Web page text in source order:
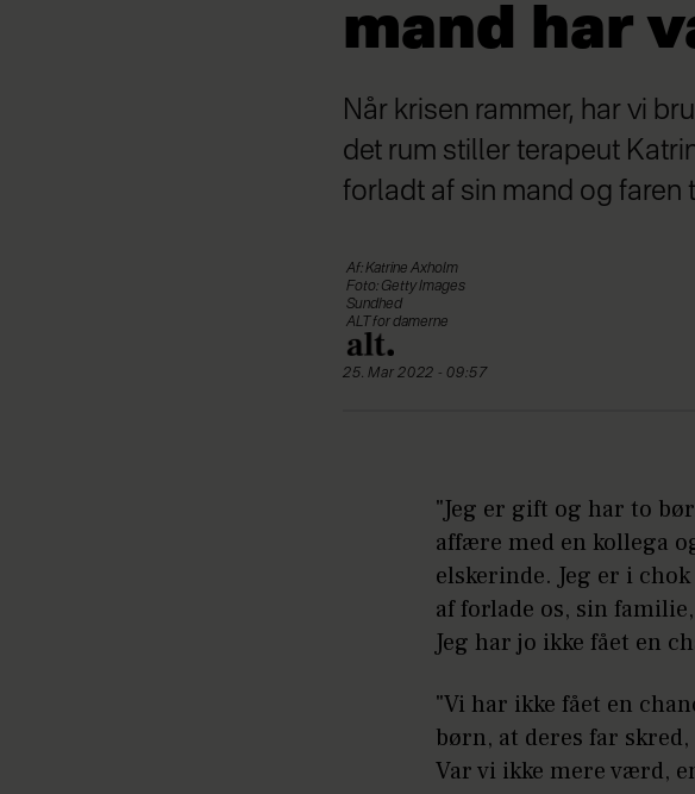
mand har
Når krisen rammer, har vi
det rum stiller terapeut
forladt af sin mand og faren
Af: Katrine Axholm
Foto: Getty Images
Sundhed
ALT for damerne
25. Mar 2022 - 09:57
"Jeg er gift og har to
affære med en kollega
elskerinde. Jeg er i
af forlade os, sin
Jeg har jo ikke fået en
"Vi har ikke fået en
børn, at deres far
Var vi ikke mere værd,